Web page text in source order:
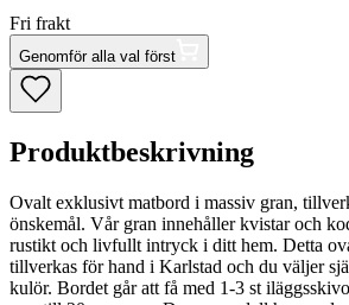
Fri frakt
Genomför alla val först
Produktbeskrivning
Ovalt exklusivt matbord i massiv gran,
önskemål. Vår gran innehåller kvistar och
rustikt och livfullt intryck i ditt hem. Detta
tillverkas för hand i Karlstad och du väljer
kulör. Bordet går att få med 1-3 st